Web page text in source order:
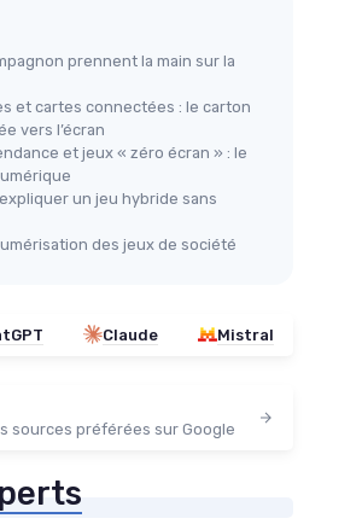
prennent la main sur la
et cartes connectées : le carton
vers l’écran
et jeux « zéro écran » : le
un jeu hybride sans
des jeux de société
Claude Mistral
sources préférées sur Google